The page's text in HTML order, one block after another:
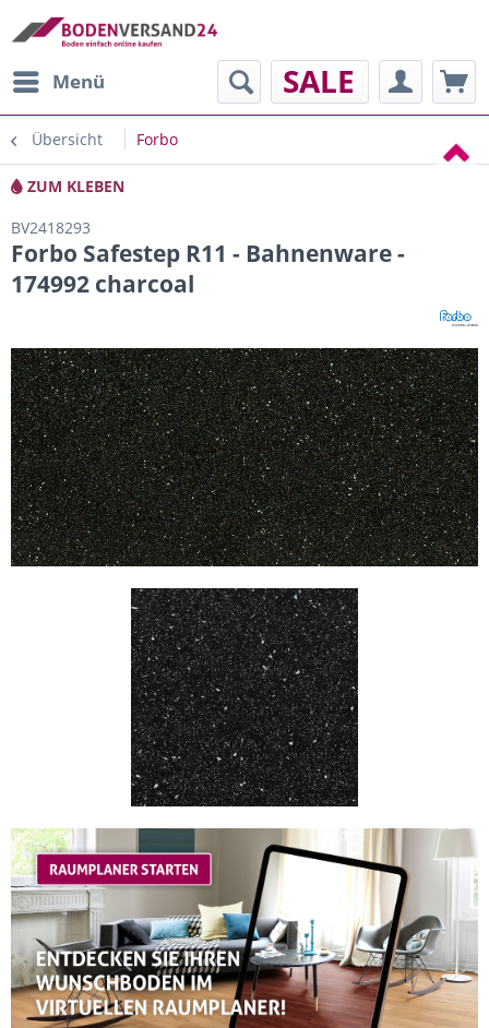
Menü SALE
Übersicht Forbo
ZUM KLEBEN
BV2418293
Forbo Safestep R11 - Bahnenware -
174992 charcoal